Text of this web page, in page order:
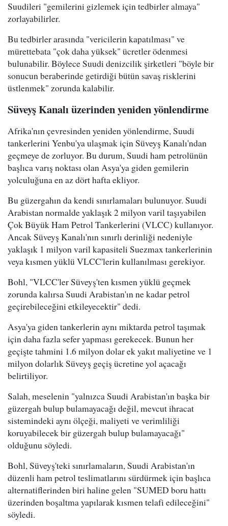
Suudileri "gemilerini gizlemek için tedbirler almaya"
zorlayabilirler.
Bu tedbirler arasında "vericilerin kapatılması" ve
mürettebata "çok daha yüksek" ücretler ödenmesi
bulunabilir. Böylece Suudi denizcilik şirketleri "böyle bir
sonucun beraberinde getirdiği bütün savaş risklerini
üstlenmek" zorunda kalabilir.
Süveyş Kanalı üzerinden yeniden yönlendirme
Afrika'nın çevresinden yeniden yönlendirme, Suudi
tankerlerini Yenbu'ya ulaşmak için Süveyş Kanalı'ndan
geçmeye de zorluyor. Bu durum, Suudi ham petrolünün
başlıca varış noktası olan Asya'ya giden gemilerin
yolculuğuna en az dört hafta ekliyor.
Bu güzergahın da kendi sınırlamaları bulunuyor. Suudi
Arabistan normalde yaklaşık 2 milyon varil taşıyabilen
Çok Büyük Ham Petrol Tankerlerini (VLCC) kullanıyor.
Ancak Süveyş Kanalı'nın sınırlı derinliği nedeniyle
yaklaşık 1 milyon varil kapasiteli Suezmax tankerlerinin
veya kısmen yüklü VLCC'lerin kullanılması gerekiyor.
Bohl, "VLCC'ler Süveyş'ten kısmen yüklü geçmek
zorunda kalırsa Suudi Arabistan'ın ne kadar petrol
geçirebileceğini etkileyecektir" dedi.
Asya'ya giden tankerlerin aynı miktarda petrol taşımak
için daha fazla sefer yapması gerekecek. Bunun her
geçişte tahmini 1.6 milyon dolar ek yakıt maliyetine ve 1
milyon dolarlık Süveyş geçiş ücretine yol açacağı
belirtiliyor.
Salah, meselenin "yalnızca Suudi Arabistan'ın başka bir
güzergah bulup bulamayacağı değil, mevcut ihracat
sistemindeki aynı ölçeği, maliyeti ve verimliliği
koruyabilecek bir güzergah bulup bulamayacağı"
olduğunu söyledi.
Bohl, Süveyş'teki sınırlamaların, Suudi Arabistan'ın
düzenli ham petrol teslimatlarını sürdürmek için başlıca
alternatiflerinden biri haline gelen "SUMED boru hattı
üzerinden boşaltma yapılarak kısmen telafi edileceğini"
söyledi.